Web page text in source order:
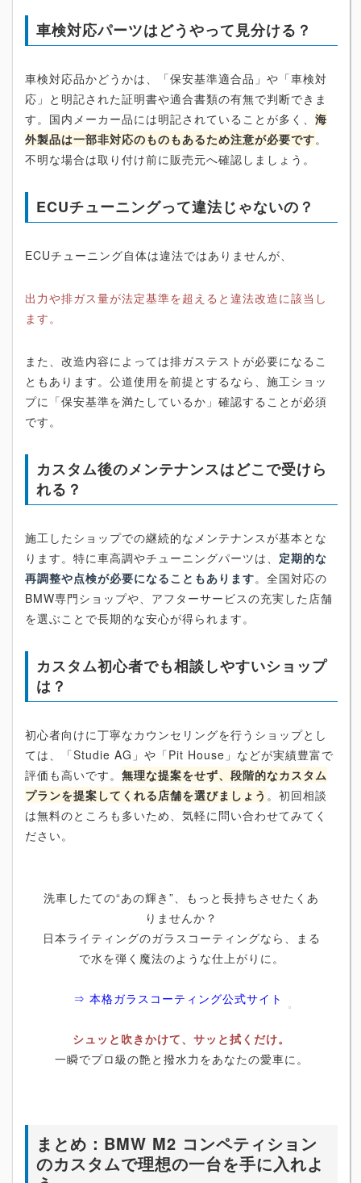
車検対応パーツはどうやって見分ける？
車検対応品かどうかは、「保安基準適合品」や「車検対
応」と明記された証明書や適合書類の有無で判断できま
す。国内メーカー品には明記されていることが多く、 海
外製品は一部非対応のものもあるため注意が必要です。
不明な場合は取り付け前に販売元へ確認しましょう。
ECUチューニングって違法じゃないの？
ECUチューニング自体は違法ではありませんが、
出力や排ガス量が法定基準を超えると違法改造に該当し
ます。
また、改造内容によっては排ガステストが必要になるこ
ともあります。公道使用を前提とするなら、施工ショッ
プに「保安基準を満たしているか」確認することが必須
です。
カスタム後のメンテナンスはどこで受けら
れる？
施工したショップでの継続的なメンテナンスが基本とな
ります。特に車高調やチューニングパーツは、 定期的な
再調整や点検が必要になることもあります。全国対応の
BMW専門ショップや、アフターサービスの充実した店舗
を選ぶことで長期的な安心が得られます。
カスタム初心者でも相談しやすいショップ
は？
初心者向けに丁寧なカウンセリングを行うショップとし
ては、「Studie AG」や「Pit House」などが実績豊富で
評価も高いです。 無理な提案をせず、段階的なカスタム
プランを提案してくれる店舗を選びましょう 。初回相談
は無料のところも多いため、気軽に問い合わせてみてく
ださい。
洗車したての“あの輝き”、もっと長持ちさせたくあ
りませんか？
日本ライティングのガラスコーティングなら、まる
で水を弾く魔法のような仕上がりに。
⇒ 本格ガラスコーティング公式サイト
シュッと吹きかけて、サッと拭くだけ。
一瞬でプロ級の艶と撥水力をあなたの愛車に。
まとめ：BMW M2 コンペティション
のカスタムで理想の一台を手に入れよ